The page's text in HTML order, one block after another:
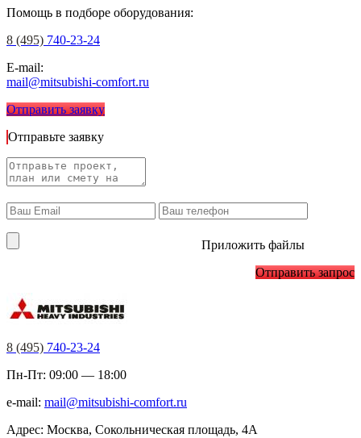
Помощь в подборе оборудования:
8 (495) 740-23-24
E-mail:
mail@mitsubishi-comfort.ru
Отправить заявку
Отправьте заявку
Приложить файлы
Отправить запрос
8 (495) 740-23-24
Пн-Пт: 09:00 — 18:00
e-mail: mail@mitsubishi-comfort.ru
Адрес: Москва, Сокольническая площадь, 4А